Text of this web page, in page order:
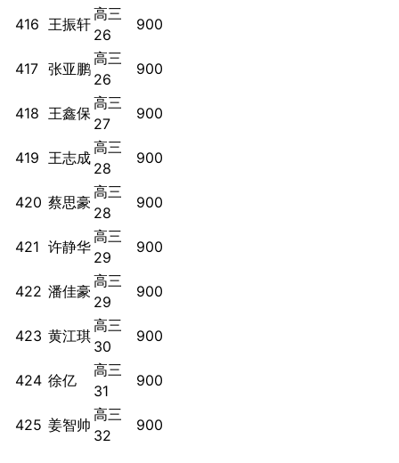
416 王振轩
高三
26
900
417 张亚鹏
高三
26
900
418 王鑫保
高三
27
900
419 王志成
高三
28
900
420 蔡思豪
高三
28
900
421 许静华
高三
29
900
422 潘佳豪
高三
29
900
423 黄江琪
高三
30
900
424 徐亿
高三
31
900
425 姜智帅
高三
32
900